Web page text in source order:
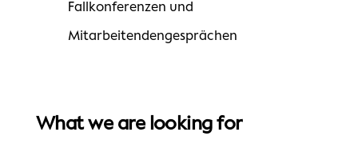
Fallkonferenzen und
Mitarbeitendengesprächen
What we are looking for